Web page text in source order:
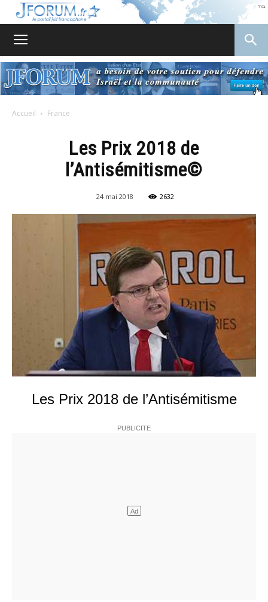
Accueil France
Les Prix 2018 de
l’Antisémitisme©
24 mai 2018 2632
Les Prix 2018 de l’Antisémitisme